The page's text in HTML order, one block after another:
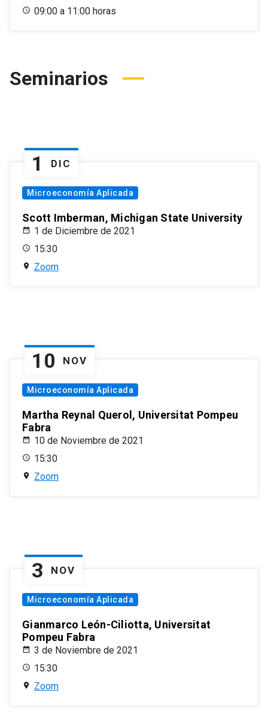
09:00 a 11:00 horas
Seminarios
1 DIC
Microeconomía Aplicada
Scott Imberman, Michigan State University
1 de Diciembre de 2021
15:30
Zoom
10 NOV
Microeconomía Aplicada
Martha Reynal Querol, Universitat Pompeu
Fabra
10 de Noviembre de 2021
15:30
Zoom
3 NOV
Microeconomía Aplicada
Gianmarco León-Ciliotta, Universitat
Pompeu Fabra
3 de Noviembre de 2021
15:30
Zoom